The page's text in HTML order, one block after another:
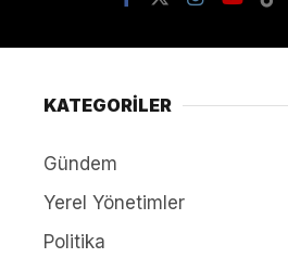
KATEGORİLER
Gündem
Yerel Yönetimler
Politika